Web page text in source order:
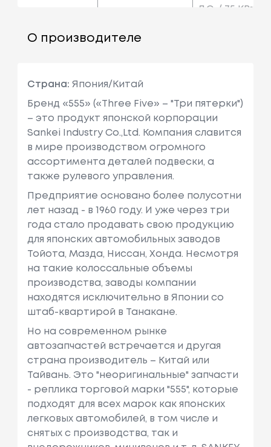
Л.с. / 75 КВт.
О производителе
Страна: Япония/Китай
Бренд «555» («Three Five» – "Три пятерки")
– это продукт японской корпорации
Sankei Industry Co.,Ltd. Компания славится
в мире производством огромного
ассортимента деталей подвески, а
также рулевого управления.
Предприятие основано более полусотни
лет назад - в 1960 году. И уже через три
года стало продавать свою продукцию
для японских автомобильных заводов
Тойота, Мазда, Ниссан, Хонда. Несмотря
на такие колоссальные объемы
производства, заводы компании
находятся исключительно в Японии со
штаб-квартирой в Танакане.
Но на современном рынке
автозапчастей встречается и другая
страна производитель – Китай или
Тайвань. Это "неоригинальные" запчасти
- реплика торговой марки "555", которые
подходят для всех марок как японских
легковых автомобилей, в том числе и
снятых с производства, так и